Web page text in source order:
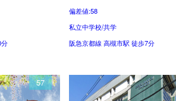
偏差値:58
私立中学校/共学
阪急京都線 高槻市駅 徒歩7分
57